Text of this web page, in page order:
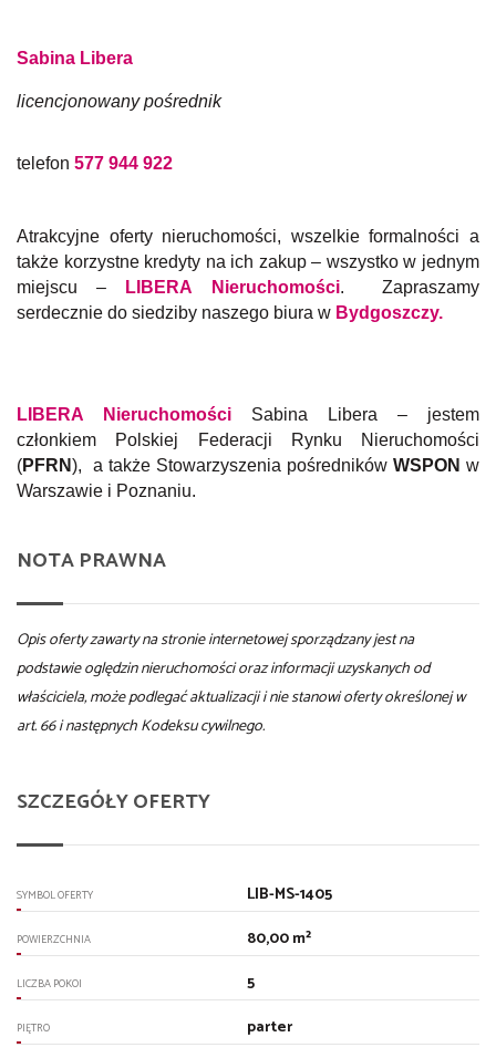
Sabina Libera
licencjonowany pośrednik
telefon 577 944 922
Atrakcyjne oferty nieruchomości, wszelkie formalności a
także korzystne kredyty na ich zakup – wszystko w jednym
miejscu –
LIBERA Nieruchomości. Zapraszamy
serdecznie do siedziby naszego biura w Bydgoszczy.
LIBERA Nieruchomości Sabina Libera – jestem
członkiem Polskiej Federacji Rynku Nieruchomości
(PFRN), a także Stowarzyszenia pośredników WSPON w
Warszawie i Poznaniu.
NOTA PRAWNA
Opis oferty zawarty na stronie internetowej sporządzany jest na
podstawie oględzin nieruchomości oraz informacji uzyskanych od
właściciela, może podlegać aktualizacji i nie stanowi oferty określonej w
art. 66 i następnych Kodeksu cywilnego.
SZCZEGÓŁY OFERTY
SYMBOL OFERTY LIB-MS-1405
POWIERZCHNIA 80,00 m²
LICZBA POKOI 5
PIĘTRO parter